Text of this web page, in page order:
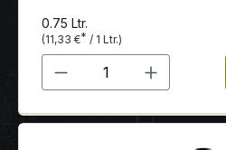
0.75 Ltr.
(11,33 €* / 1 Ltr.)
Produkt Anzahl: